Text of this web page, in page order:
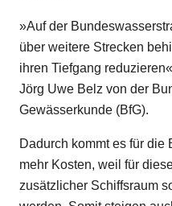
»Auf der
über weitere Strecken
ihren Tiefgang
Jörg Uwe Belz von der
Gewässerkunde (BfG).
Dadurch kommt es für die
mehr Kosten, weil für
zusätzlicher Schiffsraum